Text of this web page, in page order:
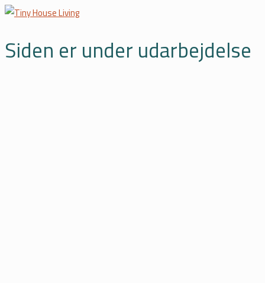
Siden er under udarbejdelse